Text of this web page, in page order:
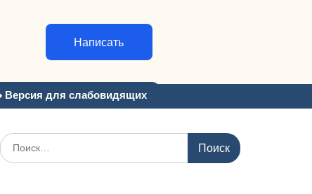
Написать
Версия для слабовидящих
Искать: